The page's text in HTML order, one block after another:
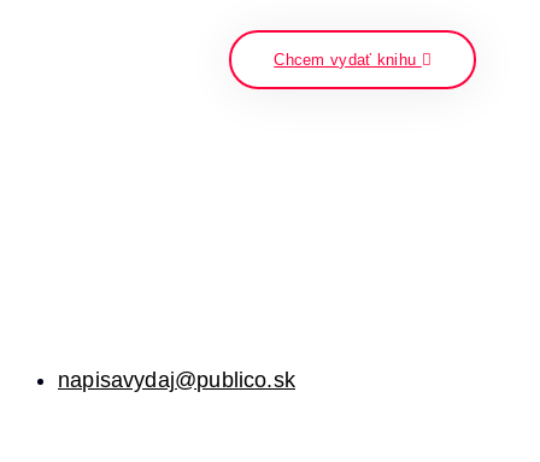
Chcem vydať knihu
napisavydaj@publico.sk